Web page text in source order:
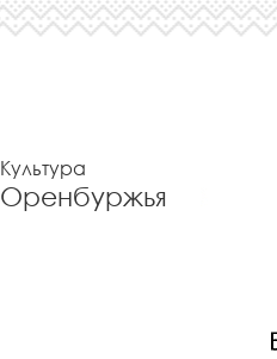
Культура
Оренбуржья